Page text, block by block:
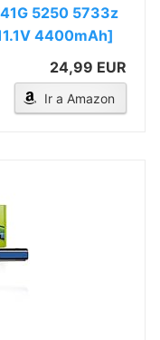
5250 5733z
4400mAh]
24,99 EUR
Ir a Amazon